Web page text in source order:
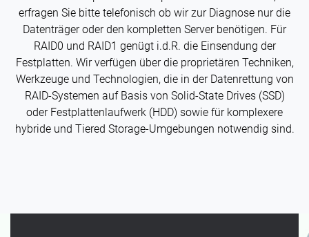
erfragen Sie bitte telefonisch ob wir zur Diagnose nur die
Datenträger oder den kompletten Server benötigen. Für
RAID0 und RAID1 genügt i.d.R. die Einsendung der
Festplatten. Wir verfügen über die proprietären Techniken,
Werkzeuge und Technologien, die in der Daten­rettung von
RAID-Systemen auf Basis von Solid-State Drives (SSD)
oder Festplatten­laufwerk (HDD) sowie für komplexere
hybride und Tiered Storage-Umgebungen notwendig sind.